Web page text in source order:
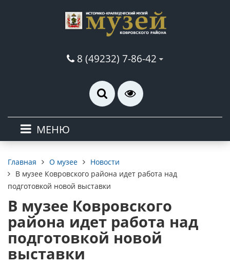
8 (49232) 7-86-42
МЕНЮ
Главная О музее
Новости
В музее Ковровского района идет работа над
подготовкой новой выставки
В музее Ковровского
района идет работа над
подготовкой новой
выставки